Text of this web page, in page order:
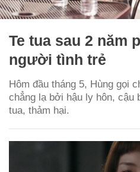
Te tua sau 2 năm
người tình trẻ
Hôm đầu tháng 5, Hùng gọi
chẳng lạ bởi hậu ly hôn, cậu
tua, thảm hại.